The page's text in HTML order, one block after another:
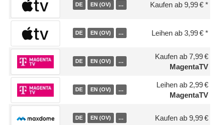
DE EN (OV) … Kaufen ab 9,99 €
DE EN (OV) … Leihen ab 3,99 €
DE EN (OV) …
Kaufen ab 7,99 €
MagentaTV
DE EN (OV) …
Leihen ab 2,99 €
MagentaTV
DE EN (OV) … Kaufen ab 9,99 €